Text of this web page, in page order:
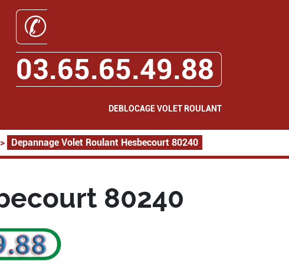
✆
03.65.65.49.88
DEBLOCAGE VOLET ROULANT
> Depannage Volet Roulant Hesbecourt 80240
80240